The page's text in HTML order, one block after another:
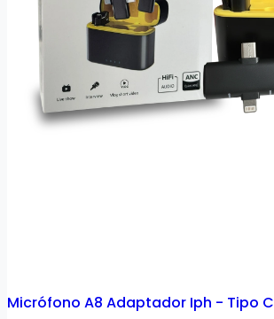
Micrófono A8 Adaptador Iph - Tipo C